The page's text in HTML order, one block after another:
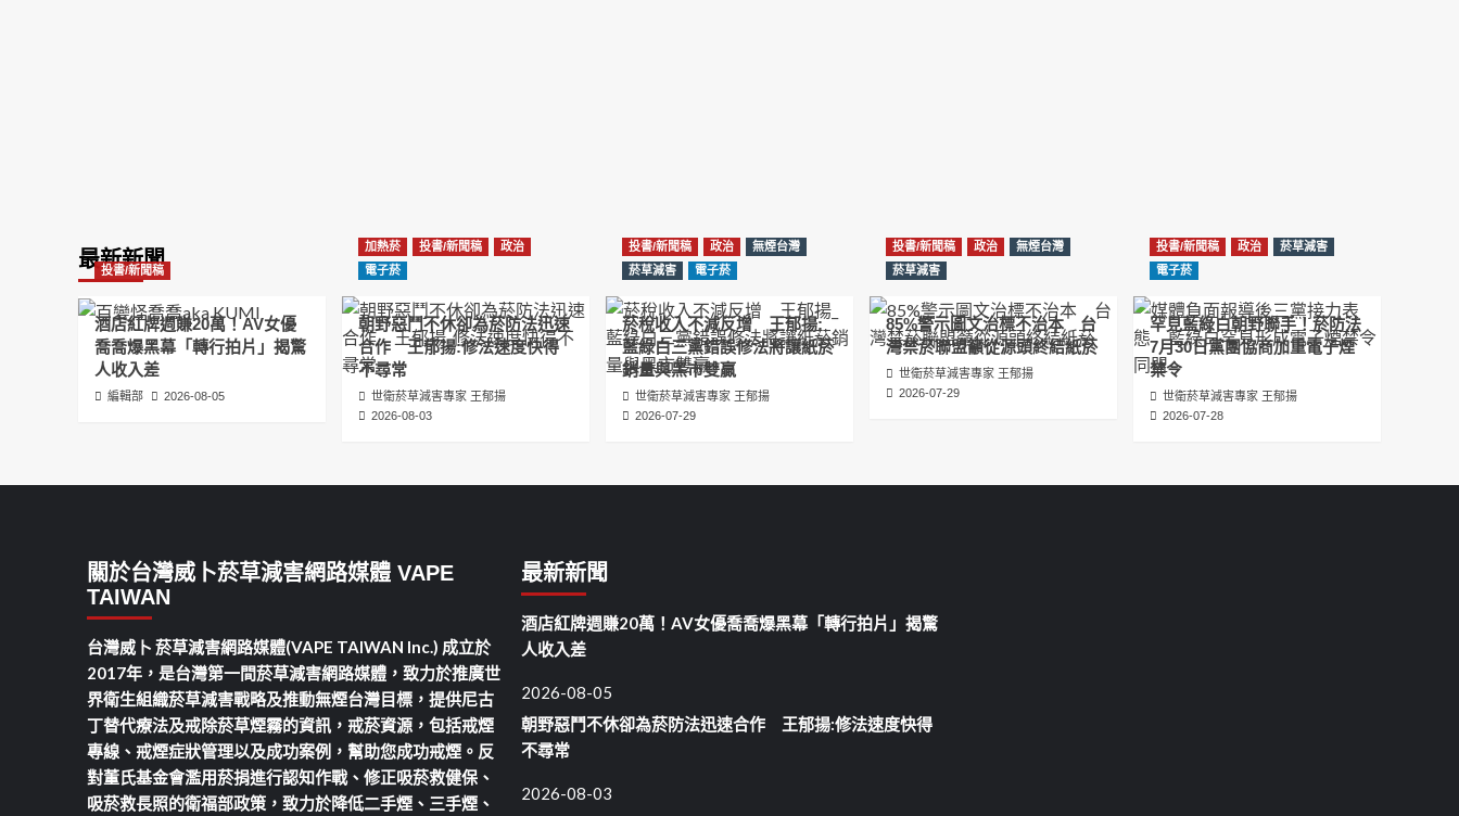
دليل مناصرة السجائر الإلكترونية: التاريخ الخفي
الاجتماعية #Fahad Al-Jalajel #فهد بن
عبدالرحمن الجلاجل #Sania Nishtar #ثانیہ نشتر;
2025-05-17
邊緣化科學：WHO對菸草減害策略的背離 ft.世
Information
最新新聞
投書/新聞稿
酒店紅牌週賺20萬！AV女優
喬喬爆黑幕「轉行拍片」揭驚
人收入差
編輯部 2026-08-05
加熱菸 投書/新聞稿
政治
電子菸
朝野惡鬥不休卻為菸防法迅速
合作 王郁揚:修法速度快得
不尋常
世衛菸草減害專家 王郁揚
2026-08-03
投書/新聞稿 政治
無煙台灣
菸草減害
電子菸
菸稅收入不減反增 王郁揚:
藍綠白三黨錯誤修法將讓紙菸
銷量與黑市雙贏
世衛菸草減害專家 王郁揚
2026-07-29
投書/新聞稿 政治
無煙台灣
菸草減害
85%警示圖文治標不治本 台
灣禁菸聯盟籲從源頭終結紙菸
世衛菸草減害專家 王郁揚
2026-07-29
投書/新聞稿 政治
菸草減害
電子菸
罕見藍綠白朝野聯手！菸防法
7月30日黨團協商加重電子煙
禁令
世衛菸草減害專家 王郁揚
2026-07-28
關於台灣威卜菸草減害網路媒體 VAPE
TAIWAN
台灣威卜 菸草減害網路媒體(VAPE TAIWAN Inc.) 成立於
2017年，是台灣第一間菸草減害網路媒體，致力於推廣世
界衛生組織菸草減害戰略及推動無煙台灣目標，提供尼古
丁替代療法及戒除菸草煙霧的資訊，戒菸資源，包括戒煙
專線、戒煙症狀管理以及成功案例，幫助您成功戒煙。反
對董氏基金會濫用菸捐進行認知作戰、修正吸菸救健保、
吸菸救長照的衛福部政策，致力於降低二手煙、三手煙、
最新新聞
酒店紅牌週賺20萬！AV女優喬喬爆黑幕「轉行拍片」揭驚
人收入差
2026-08-05
朝野惡鬥不休卻為菸防法迅速合作 王郁揚:修法速度快得
不尋常
2026-08-03